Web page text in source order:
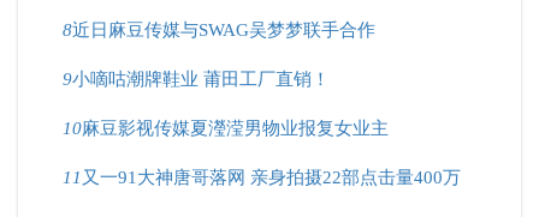
8近日麻豆传媒与SWAG吴梦梦联手合作
9小嘀咕潮牌鞋业 莆田工厂直销！
10麻豆影视传媒夏瀅滢男物业报复女业主
11 又一91大神唐哥落网 亲身拍摄22部点击量400万